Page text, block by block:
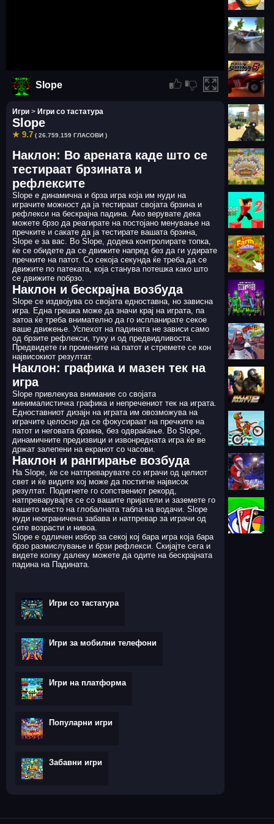
Slope
Игри > Игри со тастатура
Slope
★ 9.7 ( 26.759.159 ГЛАСОВИ )
Наклон: Во арената каде што се
тестираат брзината и
рефлексите
Slope е динамична и брза игра која им нуди на
играчите можност да ја тестираат својата брзина и
рефлекси на бескрајна падина. Ако верувате дека
можете брзо да реагирате на постојано менување на
пречките и сакате да ја тестирате вашата брзина,
Slope е за вас. Во Slope, додека контролирате топка,
ќе се обидете да се движите напред без да ги удирате
пречките на патот. Со секоја секунда ќе треба да се
движите по патеката, која станува потешка како што
се движите побрзо.
Наклон и бескрајна возбуда
Slope се издвојува со својата едноставна, но зависна
игра. Една грешка може да значи крај на играта, па
затоа ќе треба внимателно да го испланирате секое
ваше движење. Успехот на падината не зависи само
од брзите рефлекси, туку и од предвидливоста.
Предвидете ги промените на патот и стремете се кон
највисокиот резултат.
Наклон: графика и мазен тек на
игра
Slope привлекува внимание со својата
минималистичка графика и непречениот тек на играта.
Едноставниот дизајн на играта им овозможува на
играчите целосно да се фокусираат на пречките на
патот и неговата брзина, без одвраќање. Во Slope,
динамичните предизвици и извонредната игра ќе ве
држат залепени на екранот со часови.
Наклон и рангирање возбуда
На Slope, ќе се натпреварувате со играчи од целиот
свет и ќе видите кој може да постигне највисок
резултат. Подигнете го сопствениот рекорд,
натпреварувајте се со вашите пријатели и заземете го
вашето место на глобалната табла на водачи. Slope
нуди неограничена забава и натпревар за играчи од
сите возрасти и нивоа.
Slope е одличен избор за секој кој бара игра која бара
брзо размислување и брзи рефлекси. Скијајте сега и
видете колку далеку можете да одите на бескрајната
падина на Падината.
Игри со тастатура
Игри за мобилни телефони
Игри на платформа
Популарни игри
Забавни игри